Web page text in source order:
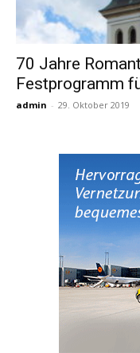
70 Jahre
Festprogramm
admin - 29. Oktober 2019